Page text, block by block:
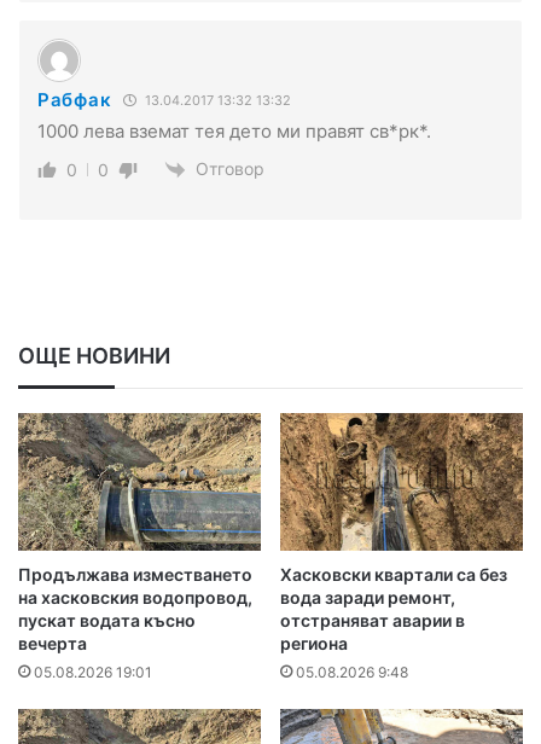
Рабфак 13.04.2017 13:32 13:32
1000 лева вземат тея дето ми правят св*рк*.
0 0 Отговор
ОЩЕ НОВИНИ
Продължава изместването
на хасковския водопровод,
пускат водата късно
вечерта
05.08.2026 19:01
Хасковски квартали са без
вода заради ремонт,
отстраняват аварии в
региона
05.08.2026 9:48